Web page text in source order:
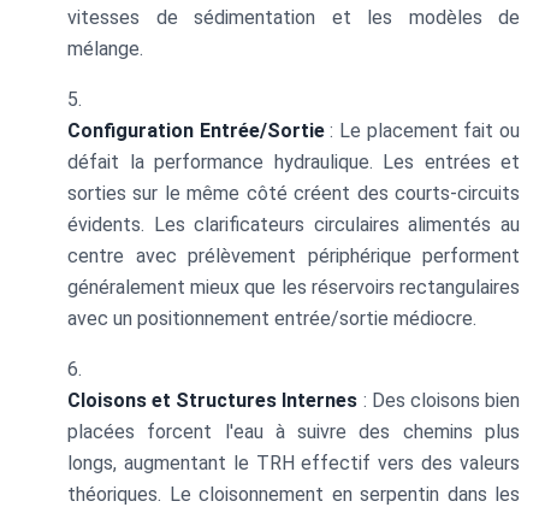
vitesses de sédimentation et les modèles de
mélange.
Configuration Entrée/Sortie: Le placement fait ou
défait la performance hydraulique. Les entrées et
sorties sur le même côté créent des courts-circuits
évidents. Les clarificateurs circulaires alimentés au
centre avec prélèvement périphérique performent
généralement mieux que les réservoirs rectangulaires
avec un positionnement entrée/sortie médiocre.
Cloisons et Structures Internes : Des cloisons bien
placées forcent l'eau à suivre des chemins plus
longs, augmentant le TRH effectif vers des valeurs
théoriques. Le cloisonnement en serpentin dans les